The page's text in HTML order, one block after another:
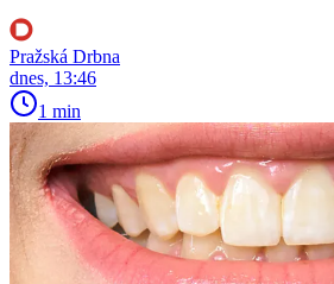
Pražská Drbna
dnes, 13:46
1 min